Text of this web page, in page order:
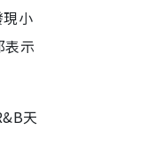
小
表示
天